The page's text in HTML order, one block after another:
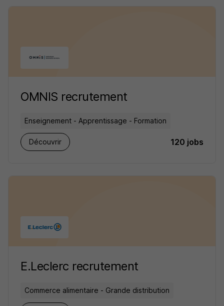
OMNIS recrutement
Enseignement - Apprentissage - Formation
Découvrir 120 jobs
E.Leclerc recrutement
Commerce alimentaire - Grande distribution